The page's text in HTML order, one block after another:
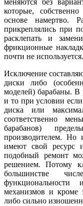
меняются без
которые,
основе намертво.
прикреплялись при
расклепать и
фрикционные
почти не используется.
Исключение
диски либо
моделей) барабаны. В
и то при условии
диска или
соответственно
барабанов)
производителем. Но
имеют свой ресурс
подобный ремонт
решением. Потому
большинстве
функциональности
механизмов и кроме
либо сильно